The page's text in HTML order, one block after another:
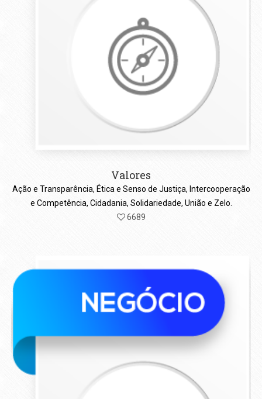
Valores
Ação e Transparência, Ética e Senso de Justiça, Intercooperação
e Competência, Cidadania, Solidariedade, União e Zelo.
6689